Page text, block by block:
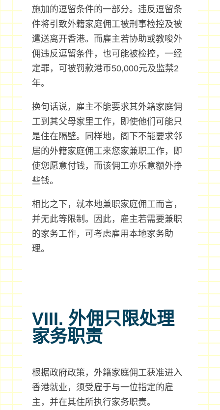
施加的逗留条件的一部分。违反逗留条
件将引致外籍家庭佣工被刑事检控及被
遣送离开香港。而雇主若协助或教唆外
佣违反逗留条件，也可能被检控，一经
定罪，可被罚款港币50,000元及监禁2
年。
换句话说，雇主不能要求其外籍家庭佣
工到其父母家里工作，即使他们可能只
是住在隔壁。同样地，阁下不能要求邻
居的外籍家庭佣工来您家兼职工作，即
使您愿意付钱，而该佣工亦乐意额外挣
些钱。
相比之下，就本地兼职家庭佣工而言，
并无此等限制。因此，雇主若需要兼职
的家务工作，可考虑雇用本地家务助
理。
VIII. 外佣只限处理
家务职责
根据政府政策，外籍家庭佣工获准进入
香港就业，须受雇于与一位指定的雇
主，并在其住所执行家务职责。